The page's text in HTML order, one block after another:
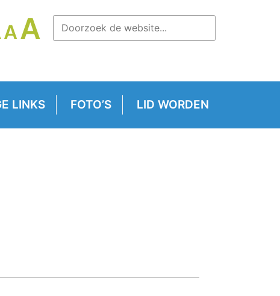
LETTERTYPE
ALETTERTYPE
A LETTERTYPE
GROOTTE
VERGROTEN.
LINKS FOTO’S LID WORDEN